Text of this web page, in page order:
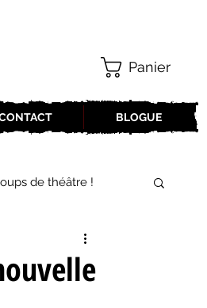
BLOGUE
Panier
de théâtre !